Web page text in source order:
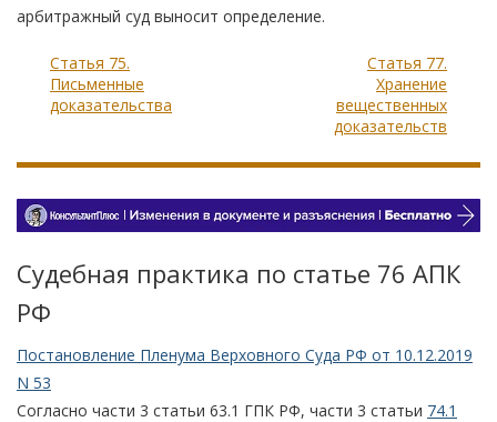
арбитражный суд выносит определение.
Статья 75.
Письменные
доказательства
Статья 77.
Хранение
вещественных
доказательств
Судебная практика по статье 76 АПК
РФ
Постановление Пленума Верховного Суда РФ от 10.12.2019
N 53
Согласно части 3 статьи 63.1 ГПК РФ, части 3 статьи 74.1